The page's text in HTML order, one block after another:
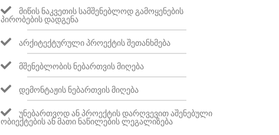
ᲛᲘᲬᲘᲡ ᲜᲐᲙᲕᲔᲗᲘᲡ ᲡᲐᲛᲨᲔᲜᲔᲑᲚᲝᲓ ᲒᲐᲛᲝᲧᲔᲜᲔᲑᲘᲡ
ᲞᲘᲠᲝᲑᲔᲑᲘᲡ ᲓᲐᲓᲒᲔᲜᲐ
ᲐᲠᲥᲘᲢᲔᲥᲢᲣᲠᲣᲚᲘ ᲞᲠᲝᲔᲥᲢᲘᲡ ᲨᲔᲗᲐᲜᲮᲛᲔᲑᲐ
ᲛᲨᲔᲜᲔᲑᲚᲝᲑᲘᲡ ᲜᲔᲑᲐᲠᲗᲕᲘᲡ ᲛᲘᲦᲔᲑᲐ
ᲓᲔᲛᲝᲜᲢᲐᲟᲘᲡ ᲜᲔᲑᲐᲠᲗᲕᲘᲡ ᲛᲘᲦᲔᲑᲐ
ᲣᲜᲔᲑᲐᲠᲗᲕᲝᲓ ᲐᲜ ᲞᲠᲝᲔᲥᲢᲘᲡ ᲓᲐᲠᲦᲕᲔᲕᲘᲗ ᲐᲨᲔᲜᲔᲑᲣᲚᲘ
ᲝᲑᲘᲔᲥᲢᲔᲑᲘᲡ ᲐᲜ ᲛᲐᲗᲘ ᲜᲐᲬᲘᲚᲔᲑᲘᲡ ᲚᲔᲒᲐᲚᲘᲖᲔᲑᲐ